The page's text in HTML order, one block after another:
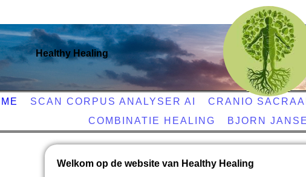
Healthy Healing
SCAN CORPUS ANALYSER AI CRANIO
COMBINATIE HEALING
BJORN
Welkom op de website van Healthy Healing